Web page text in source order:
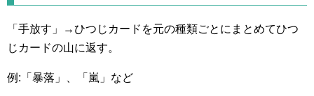
「手放す」→ひつじカードを元の種類ごとにまとめてひつ
じカードの山に返す。
例:「暴落」、「嵐」など